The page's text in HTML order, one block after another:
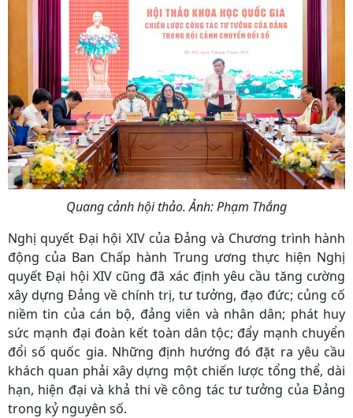
Quang cảnh hội thảo. Ảnh: Phạm Thắng
Nghị quyết Đại hội XIV của Đảng và Chương trình hành
động của Ban Chấp hành Trung ương thực hiện Nghị
quyết Đại hội XIV cũng đã xác định yêu cầu tăng cường
xây dựng Đảng về chính trị, tư tưởng, đạo đức; củng cố
niềm tin của cán bộ, đảng viên và nhân dân; phát huy
sức mạnh đại đoàn kết toàn dân tộc; đẩy mạnh chuyển
đổi số quốc gia. Những định hướng đó đặt ra yêu cầu
khách quan phải xây dựng một chiến lược tổng thể, dài
hạn, hiện đại và khả thi về công tác tư tưởng của Đảng
trong kỷ nguyên số.